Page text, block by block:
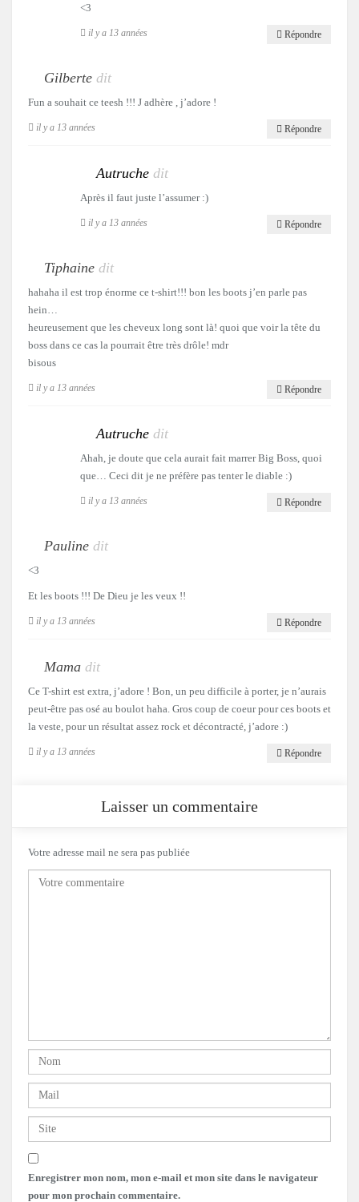
<3
il y a 13 années Répondre
Gilberte dit
Fun a souhait ce teesh !!! J adhère , j’adore !
il y a 13 années Répondre
Autruche dit
Après il faut juste l’assumer :)
il y a 13 années Répondre
Tiphaine dit
hahaha il est trop énorme ce t-shirt!!! bon les boots j’en parle pas
hein…
heureusement que les cheveux long sont là! quoi que voir la tête du
boss dans ce cas la pourrait être très drôle! mdr
bisous
il y a 13 années Répondre
Autruche dit
Ahah, je doute que cela aurait fait marrer Big Boss, quoi
que… Ceci dit je ne préfère pas tenter le diable :)
il y a 13 années Répondre
Pauline dit
<3
Et les boots !!! De Dieu je les veux !!
il y a 13 années Répondre
Mama dit
Ce T-shirt est extra, j’adore ! Bon, un peu difficile à porter, je n’aurais
peut-être pas osé au boulot haha. Gros coup de coeur pour ces boots et
la veste, pour un résultat assez rock et décontracté, j’adore :)
il y a 13 années Répondre
Laisser un commentaire
Votre adresse mail ne sera pas publiée
Enregistrer mon nom, mon e-mail et mon site dans le navigateur
pour mon prochain commentaire.